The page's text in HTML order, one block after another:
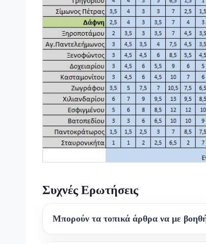
Συχνές Ερωτήσεις
Μπορούν τα τοπικά άρθρα να με